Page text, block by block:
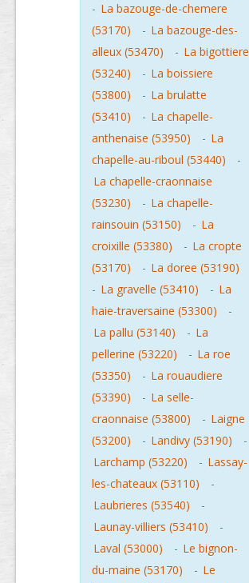
- La bazouge-de-chemere
(53170)
- La bazouge-des-
alleux (53470)
- La bigottiere
(53240)
- La boissiere
(53800)
- La brulatte
(53410)
- La chapelle-
anthenaise (53950)
- La
chapelle-au-riboul (53440)
-
La chapelle-craonnaise
(53230)
- La chapelle-
rainsouin (53150)
- La
croixille (53380)
- La cropte
(53170)
- La doree (53190)
- La gravelle (53410) - La
haie-traversaine (53300)
-
La pallu (53140)
- La
pellerine (53220)
- La roe
(53350)
- La rouaudiere
(53390)
- La selle-
craonnaise (53800)
- Laigne
(53200)
- Landivy (53190)
-
Larchamp (53220)
- Lassay-
les-chateaux (53110)
-
Laubrieres (53540)
-
Launay-villiers (53410)
-
Laval (53000)
- Le bignon-
du-maine (53170)
- Le